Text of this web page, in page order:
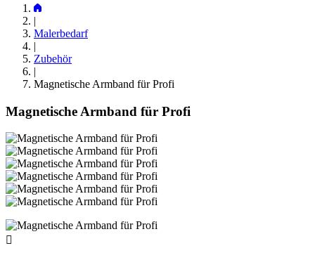
|
Malerbedarf
|
Zubehör
|
Magnetische Armband für Profi
Magnetische Armband für Profi
